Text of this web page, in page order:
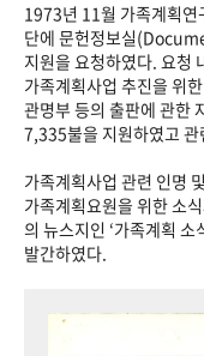
1973년 11월 가족계획연
단에 문헌정보실
지원을 요청하였다. 요청
가족계획사업 추진을 위
관명부 등의 출판에 관한
7,335불을 지원하였고 관
가족계획사업 관련 인명
가족계획요원을 위한 소
의 뉴스지인 ‘가족계획
발간하였다.